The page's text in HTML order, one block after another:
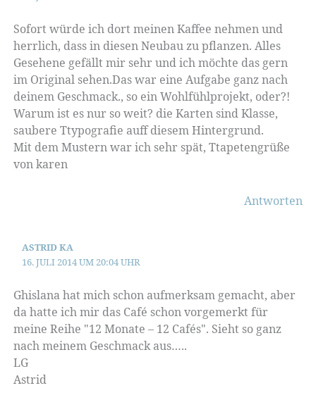
Sofort würde ich dort meinen Kaffee nehmen und
herrlich, dass in diesen Neubau zu pflanzen. Alles
Gesehene gefällt mir sehr und ich möchte das gern
im Original sehen.Das war eine Aufgabe ganz nach
deinem Geschmack., so ein Wohlfühlprojekt, oder?!
Warum ist es nur so weit? die Karten sind Klasse,
saubere Ttypografie auff diesem Hintergrund.
Mit dem Mustern war ich sehr spät, Ttapetengrüße
von karen
Antworten
ASTRID KA
16. JULI 2014 UM 20:04 UHR
Ghislana hat mich schon aufmerksam gemacht, aber
da hatte ich mir das Café schon vorgemerkt für
meine Reihe "12 Monate – 12 Cafés". Sieht so ganz
nach meinem Geschmack aus…..
LG
Astrid